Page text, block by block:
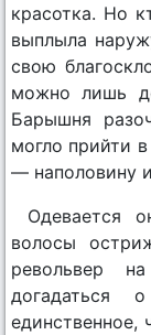
красотка. Но
выплыла
свою
можно лишь
Барышня
могло прийти
— наполовину
Одевается
волосы
револьвер
догадаться